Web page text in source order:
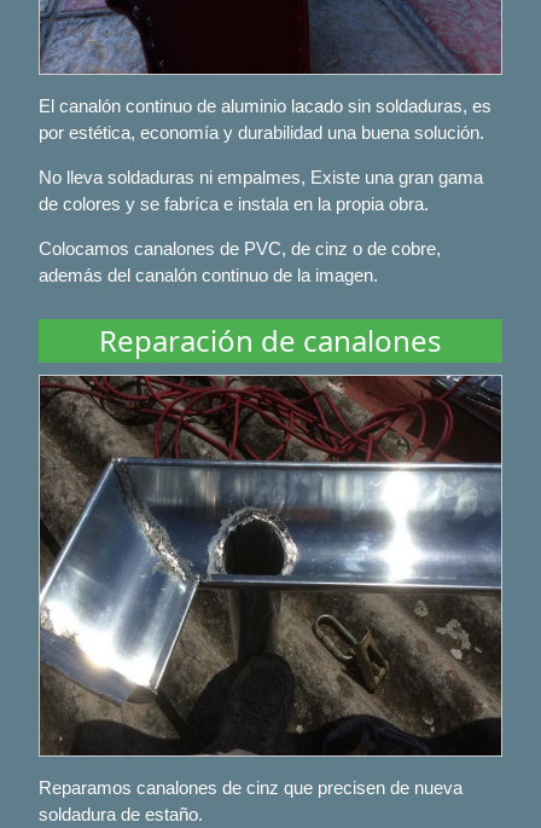
El canalón continuo de aluminio lacado sin soldaduras, es
por estética, economía y durabilidad una buena solución.
No lleva soldaduras ni empalmes, Existe una gran gama
de colores y se fabríca e instala en la propia obra.
Colocamos canalones de PVC, de cinz o de cobre,
además del canalón continuo de la imagen.
Reparación de canalones
Reparamos canalones de cinz que precisen de nueva
soldadura de estaño.